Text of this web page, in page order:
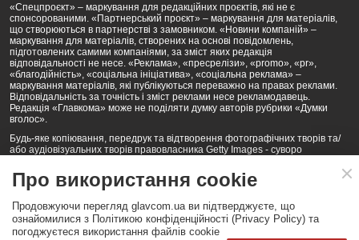
«Спецпроєкт» – маркування для редакційних проєктів, які не є
спонсорованими. «Партнерський проєкт» – маркування для матеріалів,
що створюються в партнерстві з замовником. «Новини компаній» –
маркування для матеріалів, створених на основі повідомлень,
підготовлених самими компаніями, за зміст яких редакція
відповідальності не несе. «Реклама», «пресрелізи», «promo», «pr»,
«благодійність», «соціальна ініціатива», «соціальна реклама» –
маркування матеріалів, які публікуються переважно на правах реклами.
Відповідальність за точність і зміст реклами несе рекламодавець.
Редакція «Главкома» може не поділяти думку авторів рубрики «Думки
вголос».
Будь-яке копіювання, передрук та відтворення фотографічних творів та/
або аудіовізуальних творів правовласника Getty Images - суворо
Політика конфіденційності (Privacy Policy). Правила сайту
КОНТАКТИ НАША КОМАНДА АРХІВ
Партнери:DepositPhotos.com,opendatabot.ua
Про використання cookie
Продовжуючи перегляд glavcom.ua ви підтверджуєте, що
ознайомилися з Політикою конфіденційності (Privacy Policy) та
погоджуєтеся використання файлів cookie